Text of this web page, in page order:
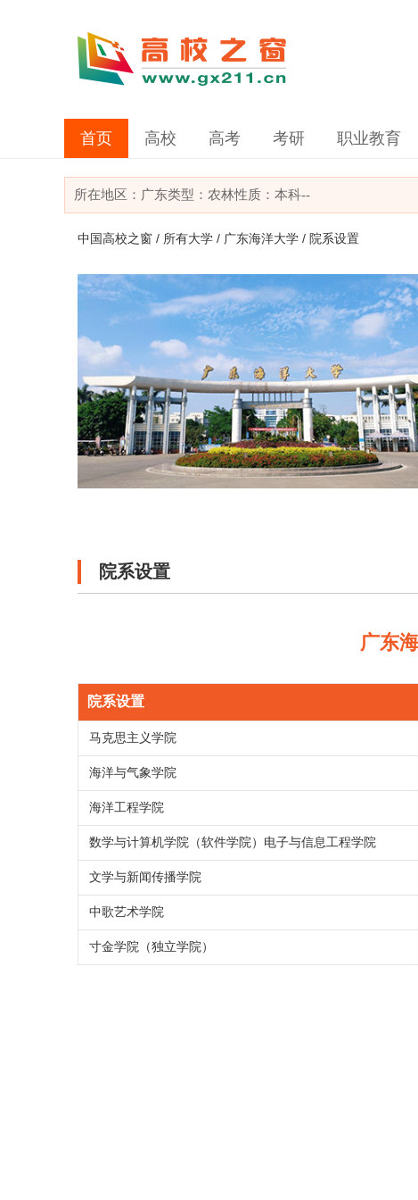
首页 高校 高考 考研 职业教育
所在地区： 广东类型： 农林性质：本科--
中国高校之窗 / 所有大学 / 广东海洋大学 / 院系设置
院系设置
广东
院系设置
马克思主义学院
海洋与气象学院
海洋工程学院
数学与计算机学院（软件学院）电子与信息工程学院
文学与新闻传播学院
中歌艺术学院
寸金学院（独立学院）